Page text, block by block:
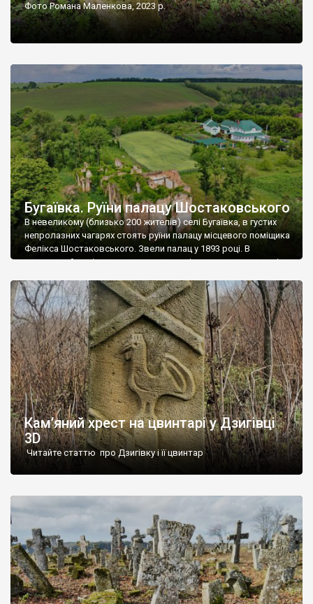
Фото Романа Маленкова, 2023 р.
Бугаївка. Руїни палацу Шостаковського
В невеликому (близько 200 жителів) селі Бугаївка, в густих
непролазних чагарях стоять руїни палацу місцевого поміщика
Фелікса Шостаковського. Звели палац у 1893 році. В
радянський період у ньому спочатку містилася школа, потім
століття тут розмістили туберкульозну лікарню. Коли із
палацу виїхала лікарня – ми точно не […]
Кам’яний хрест на цвинтарі у Дзигівці
3D
Читайте статтю про Дзигівку і її цвинтар